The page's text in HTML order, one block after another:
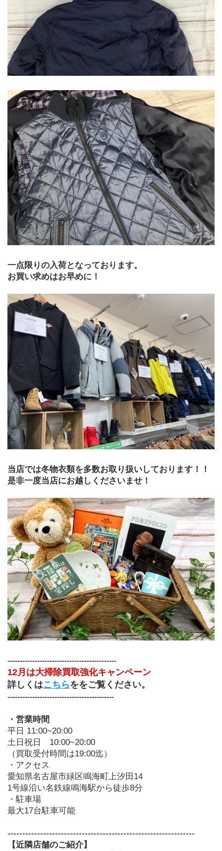
一点限りの入荷となっております。
お買い求めはお早めに！
当店では冬物衣類を多数お取り扱いしております！！
是非一度当店にお越しくださいませ！
--------------------------------------------
12月は大掃除買取強化キャンペーン
詳しくはこちら ををご覧ください。
-------------------------------------------
・営業時間
平日 11:00~20:00
土日祝日　10:00~20:00
（買取受付時間は19:00迄）
・アクセス
愛知県名古屋市緑区鳴海町上汐田14
1号線沿い名鉄線鳴海駅から徒歩8分
・駐車場
最大17台駐車可能
---------------------------------------------------------------
【近隣店舗のご紹介】